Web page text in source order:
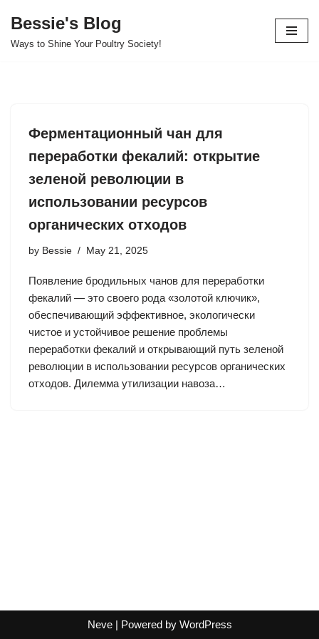
Skip
Bessie's Blog
Ways to Shine Your Poultry Society!
Ферментационный чан для
переработки фекалий: открытие
зеленой революции в
использовании ресурсов
органических отходов
by Bessie May 21, 2025
Появление бродильных чанов для переработки
фекалий — это своего рода «золотой ключик»,
обеспечивающий эффективное, экологически
чистое и устойчивое решение проблемы
переработки фекалий и открывающий путь зеленой
революции в использовании ресурсов органических
отходов. Дилемма утилизации навоза…
Neve| Powered by WordPress